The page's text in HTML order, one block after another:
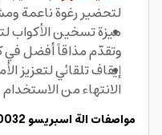
لتحضير رغوة ناعمة
ميزة تسخين الأكواب
وتقدّم مذاقاً أفضل
إيقاف تلقائي لتعزيز
الانتهاء من الاستخدام
مواصفات الة اسبريسو Arzum Okka Ok0032: